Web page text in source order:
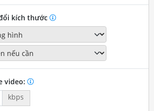
kích thước
video:
kbps